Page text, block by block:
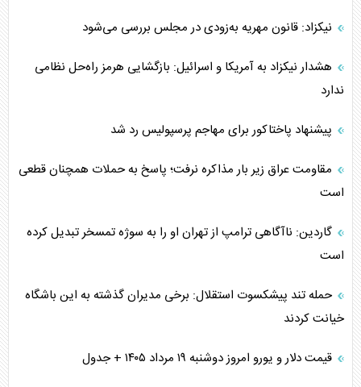
نیکزاد: قانون مهریه به‌زودی در مجلس بررسی می‌شود
هشدار نیکزاد به آمریکا و اسرائیل: بازگشایی هرمز راه‌حل نظامی
ندارد
پیشنهاد پاختاکور برای مهاجم پرسپولیس رد شد
مقاومت عراق زیر بار مذاکره نرفت؛ پاسخ به حملات همچنان قطعی
است
گاردین: ناآگاهی ترامپ از تهران او را به سوژه تمسخر تبدیل کرده
است
حمله تند پیشکسوت استقلال: برخی مدیران گذشته به این باشگاه
خیانت کردند
قیمت دلار و یورو امروز دوشنبه ۱۹ مرداد ۱۴۰۵ + جدول